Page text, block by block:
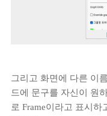
그리고 화면에 다른 이
드에 문구를 자신이 원
로 Frame이라고 표시